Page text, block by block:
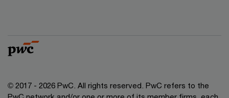
© 2017 - 2026 PwC. All rights reserved. PwC refers to the